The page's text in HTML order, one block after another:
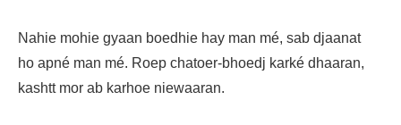
Nahie mohie gyaan boedhie hay man mé, sab djaanat
ho apné man mé. Roep chatoer-bhoedj karké dhaaran,
kashtt mor ab karhoe niewaaran.